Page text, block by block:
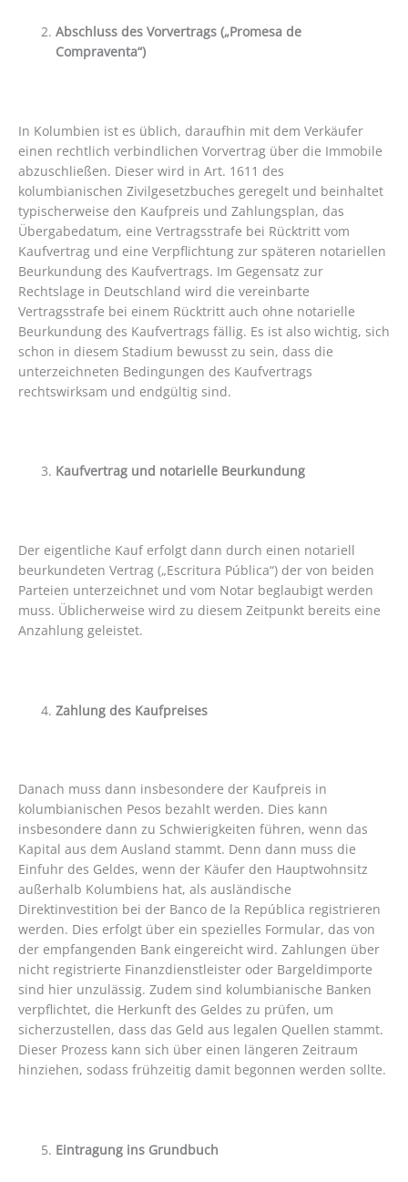
Abschluss des Vorvertrags („Promesa de
Compraventa“)
In Kolumbien ist es üblich, daraufhin mit dem Verkäufer
einen rechtlich verbindlichen Vorvertrag über die Immobile
abzuschließen. Dieser wird in Art. 1611 des
kolumbianischen Zivilgesetzbuches geregelt und beinhaltet
typischerweise den Kaufpreis und Zahlungsplan, das
Übergabedatum, eine Vertragsstrafe bei Rücktritt vom
Kaufvertrag und eine Verpflichtung zur späteren notariellen
Beurkundung des Kaufvertrags. Im Gegensatz zur
Rechtslage in Deutschland wird die vereinbarte
Vertragsstrafe bei einem Rücktritt auch ohne notarielle
Beurkundung des Kaufvertrags fällig. Es ist also wichtig, sich
schon in diesem Stadium bewusst zu sein, dass die
unterzeichneten Bedingungen des Kaufvertrags
rechtswirksam und endgültig sind.
Kaufvertrag und notarielle Beurkundung
Der eigentliche Kauf erfolgt dann durch einen notariell
beurkundeten Vertrag („Escritura Pública“) der von beiden
Parteien unterzeichnet und vom Notar beglaubigt werden
muss. Üblicherweise wird zu diesem Zeitpunkt bereits eine
Anzahlung geleistet.
Zahlung des Kaufpreises
Danach muss dann insbesondere der Kaufpreis in
kolumbianischen Pesos bezahlt werden. Dies kann
insbesondere dann zu Schwierigkeiten führen, wenn das
Kapital aus dem Ausland stammt. Denn dann muss die
Einfuhr des Geldes, wenn der Käufer den Hauptwohnsitz
außerhalb Kolumbiens hat, als ausländische
Direktinvestition bei der Banco de la República registrieren
werden. Dies erfolgt über ein spezielles Formular, das von
der empfangenden Bank eingereicht wird. Zahlungen über
nicht registrierte Finanzdienstleister oder Bargeldimporte
sind hier unzulässig. Zudem sind kolumbianische Banken
verpflichtet, die Herkunft des Geldes zu prüfen, um
sicherzustellen, dass das Geld aus legalen Quellen stammt.
Dieser Prozess kann sich über einen längeren Zeitraum
hinziehen, sodass frühzeitig damit begonnen werden sollte.
Eintragung ins Grundbuch